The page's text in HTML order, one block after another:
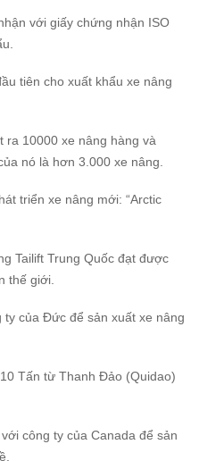
với giấy chứng nhận ISO
tiên cho xuất khẩu xe nâng
ra 10000 xe nâng hàng và
nó là hơn 3.000 xe nâng.
triển xe nâng mới: “Arctic
Tailift Trung Quốc đạt được
thế giới.
ty của Đức để sản xuất xe nâng
Tấn từ Thanh Đảo (Quidao)
công ty của Canada để sản